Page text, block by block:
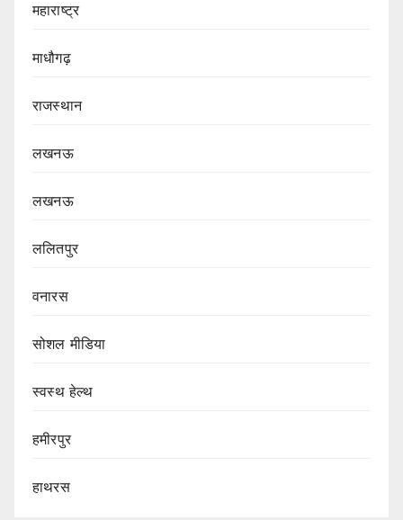
महाराष्ट्र
माधौगढ़
राजस्थान
लखनऊ
लखनऊ
ललितपुर
वनारस
सोशल मीडिया
स्वस्थ हेल्थ
हमीरपुर
हाथरस